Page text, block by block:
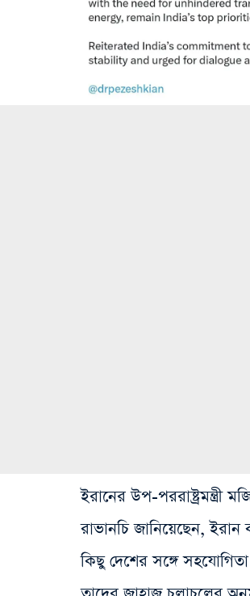
ইরানের উপ-পররাষ্ট্রমন্ত্রী
রাভানচি জানিয়েছেন, ইরান
কিছু দেশের সঙ্গে